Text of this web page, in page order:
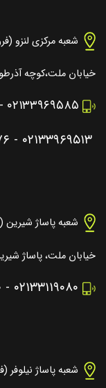
شعبه مرکزی لنزو
خیابان ملت،کوچه
۰۲۱۳۳۹۶۹۵۸۵ -
۰۲۱۳۳۹۶۹۵۱۳ -
شعبه پاساژ
خیابان ملت، پاساژ
۰۲۱۳۳۱۱۹۰۸۰ -
شعبه پاساژ